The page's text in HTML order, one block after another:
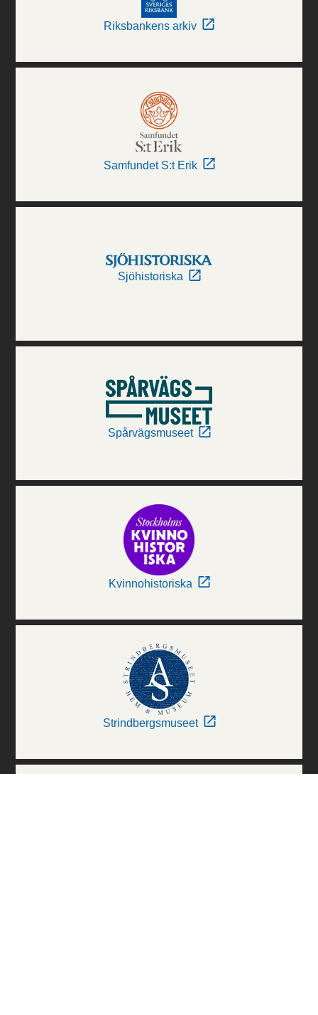
Riksbankens arkiv
Samfundet S:t Erik
Sjöhistoriska
Spårvägsmuseet
Kvinnohistoriska
Strindbergsmuseet